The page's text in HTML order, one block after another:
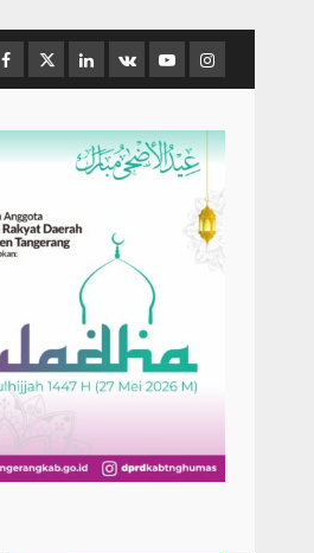
Facebook
TwitterLinkedin
VK YoutubeInstagram